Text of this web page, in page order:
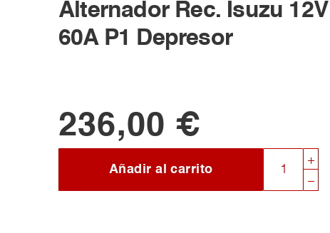
Alternador Rec. Isuzu 12V
60A P1 Depresor
236,00 €
Añadir al carrito